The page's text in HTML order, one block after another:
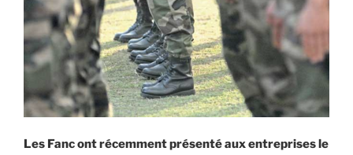
des
13
000
visiteurs
» »
Les Fanc ont récemment présenté aux entreprises le